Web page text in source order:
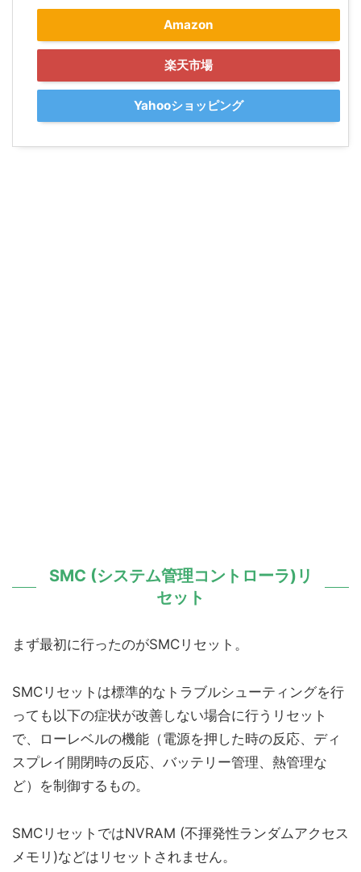
Amazon
楽天市場
Yahooショッピング
SMC (システム管理コントローラ)リ
セット
まず最初に行ったのがSMCリセット。
SMCリセットは標準的なトラブルシューティングを行
っても以下の症状が改善しない場合に行うリセット
で、ローレベルの機能（電源を押した時の反応、ディ
スプレイ開閉時の反応、バッテリー管理、熱管理な
ど）を制御するもの。
SMCリセットではNVRAM (不揮発性ランダムアクセス
メモリ)などはリセットされません。